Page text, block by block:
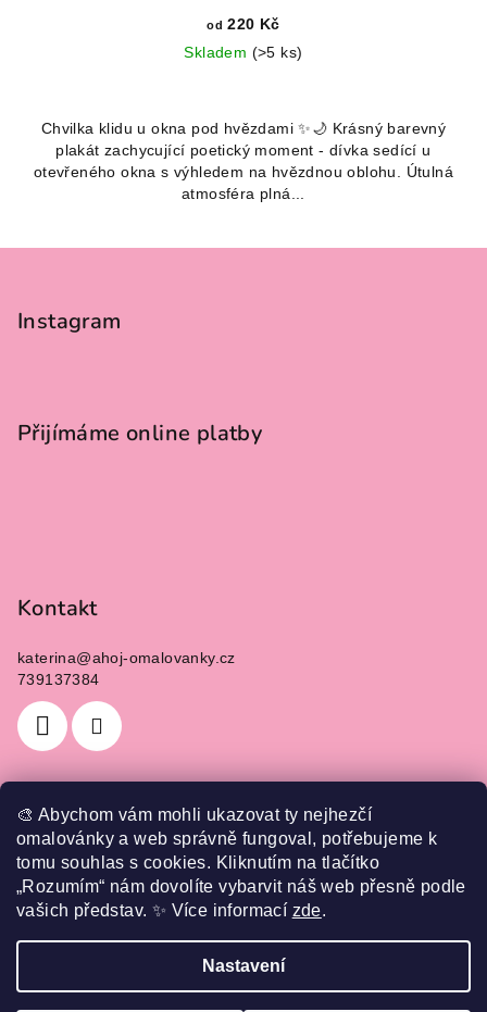
🎨 Abychom vám mohli ukazovat ty nejhezčí
omalovánky a web správně fungoval, potřebujeme k
tomu souhlas s cookies. Kliknutím na tlačítko
„Rozumím“ nám dovolíte vybarvit náš web přesně podle
vašich představ. ✨ Více informací zde.
Nastavení
od 220 Kč
Skladem (>5 ks)
Chvilka klidu u okna pod hvězdami ✨🌙 Krásný barevný
plakát zachycující poetický moment - dívka sedící u
otevřeného okna s výhledem na hvězdnou oblohu. Útulná
atmosféra plná...
Instagram
Přijímáme online platby
Kontakt
katerina@ahoj-omalovanky.cz
739137384
Informace pro vás
Jak nakupovat
Obchodní podmínky